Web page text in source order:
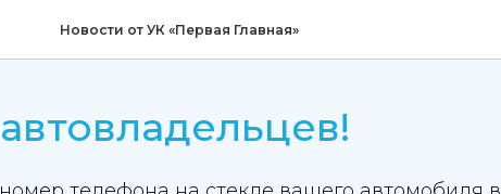
Новости от УК «Первая Главная»